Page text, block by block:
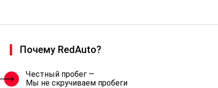
Почему RedAuto?
Честный пробег —
Мы не скручиваем пробеги